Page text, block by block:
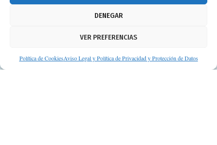
DENEGAR
VER PREFERENCIAS
Política de CookiesAviso Legal y Política de Privacidad y Protección de Datos
Aviso legal
Protección de datos personales
Suscripción a Newsletter